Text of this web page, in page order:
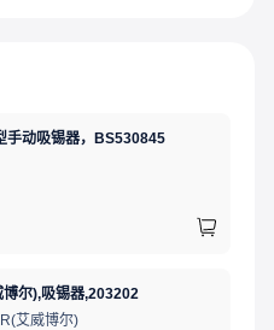
手动吸锡器，BS530845
博尔),吸锡器,203202
艾威博尔)